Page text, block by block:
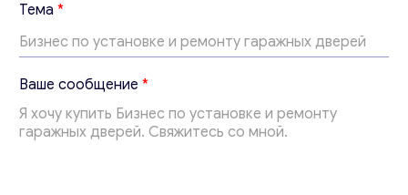
Ваши комментарии*
Тема *
с
о
о
б
Ваше сообщение *